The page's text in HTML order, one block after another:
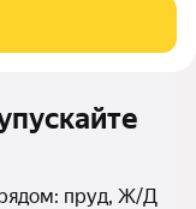
и бытовой техники.
рядом: пруд, Ж/Д